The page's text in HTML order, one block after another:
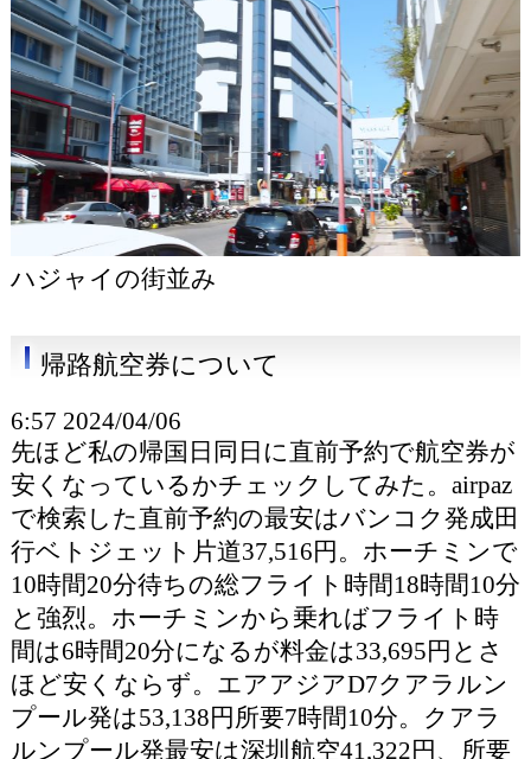
ハジャイの街並み
帰路航空券について
6:57 2024/04/06
先ほど私の帰国日同日に直前予約で航空券が
安くなっているかチェックしてみた。airpaz
で検索した直前予約の最安はバンコク発成田
行ベトジェット片道37,516円。ホーチミンで
10時間20分待ちの総フライト時間18時間10分
と強烈。ホーチミンから乗ればフライト時
間は6時間20分になるが料金は33,695円とさ
ほど安くならず。エアアジアD7クアラルン
プール発は53,138円所要7時間10分。クアラ
ルンプール発最安は深圳航空41,322円、所要